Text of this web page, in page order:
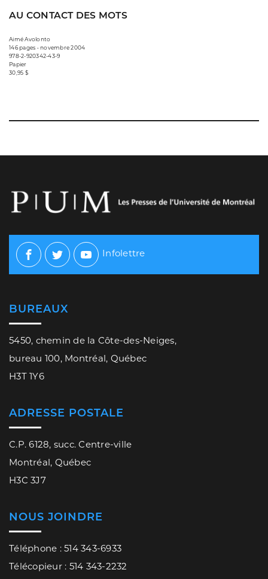
AU CONTACT DES MOTS
Aimé Avolonto
146 pages • novembre 2004
978-2-920342-43-9
Papier
30,95 $
Facebook
TwitterYoutube
Infolettre
BUREAUX
5450, chemin de la Côte-des-Neiges,
bureau 100, Montréal, Québec
H3T 1Y6
ADRESSE POSTALE
C.P. 6128, succ. Centre-ville
Montréal, Québec
H3C 3J7
NOUS JOINDRE
Téléphone : 514 343-6933
Télécopieur : 514 343-2232